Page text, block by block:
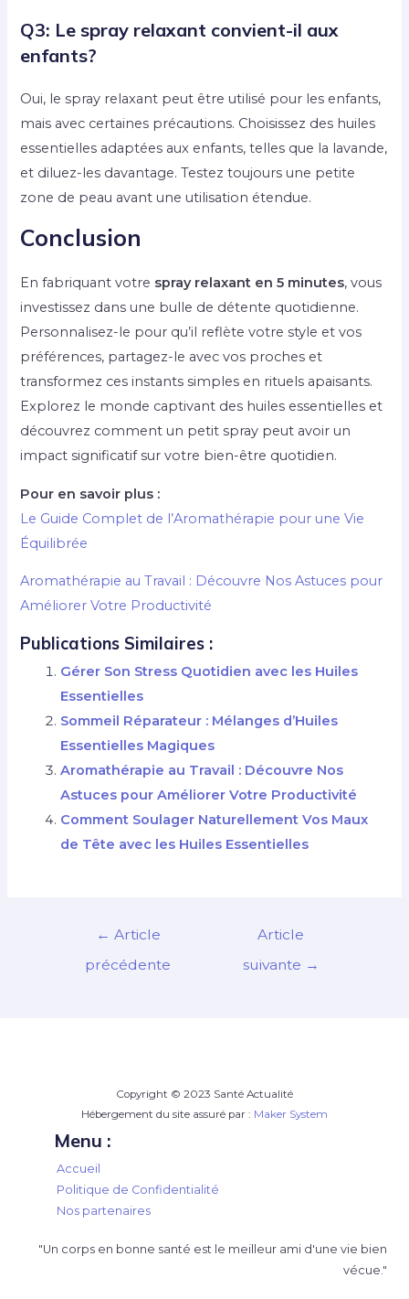
Q3: Le spray relaxant convient-il aux
enfants?
Oui, le spray relaxant peut être utilisé pour les enfants,
mais avec certaines précautions. Choisissez des huiles
essentielles adaptées aux enfants, telles que la lavande,
et diluez-les davantage. Testez toujours une petite
zone de peau avant une utilisation étendue.
Conclusion
En fabriquant votre spray relaxant en 5 minutes, vous
investissez dans une bulle de détente quotidienne.
Personnalisez-le pour qu’il reflète votre style et vos
préférences, partagez-le avec vos proches et
transformez ces instants simples en rituels apaisants.
Explorez le monde captivant des huiles essentielles et
découvrez comment un petit spray peut avoir un
impact significatif sur votre bien-être quotidien.
Pour en savoir plus :
Le Guide Complet de l’Aromathérapie pour une Vie
Équilibrée
Aromathérapie au Travail : Découvre Nos Astuces pour
Améliorer Votre Productivité
Publications Similaires :
Gérer Son Stress Quotidien avec les Huiles
Essentielles
Sommeil Réparateur : Mélanges d’Huiles
Essentielles Magiques
Aromathérapie au Travail : Découvre Nos
Astuces pour Améliorer Votre Productivité
Comment Soulager Naturellement Vos Maux
de Tête avec les Huiles Essentielles
Navigation
l’article
← Article
précédente
Article
suivante →
Copyright © 2023 Santé Actualité
Hébergement du site assuré par : Maker System
Menu :
Accueil
Politique de Confidentialité
Nos partenaires
"Un corps en bonne santé est le meilleur ami d'une vie bien
vécue."